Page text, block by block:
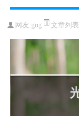
网友:gog 文章列表